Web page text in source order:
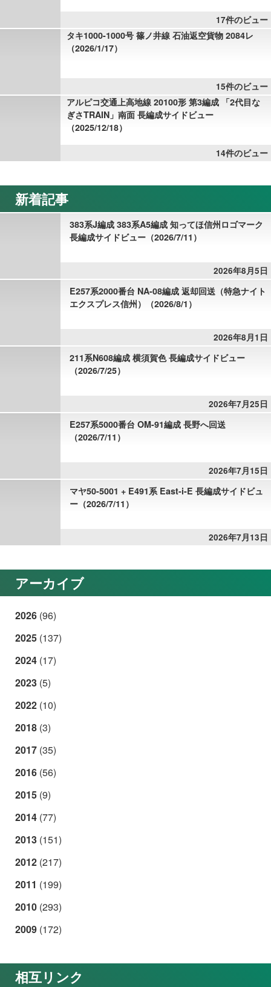
17件のビュー
タキ1000-1000号 篠ノ井線 石油返空貨物 2084レ
（2026/1/17）
15件のビュー
アルピコ交通上高地線 20100形 第3編成 「2代目な
ぎさTRAIN」南面 長編成サイドビュー
（2025/12/18）
14件のビュー
新着記事
383系J編成 383系A5編成 知ってほ信州ロゴマーク
長編成サイドビュー（2026/7/11）
2026年8月5日
E257系2000番台 NA-08編成 返却回送（特急ナイト
エクスプレス信州）（2026/8/1）
2026年8月1日
211系N608編成 横須賀色 長編成サイドビュー
（2026/7/25）
2026年7月25日
E257系5000番台 OM-91編成 長野へ回送
（2026/7/11）
2026年7月15日
マヤ50-5001 + E491系 East-i-E 長編成サイドビュ
ー（2026/7/11）
2026年7月13日
アーカイブ
2026 (96)
2025 (137)
2024 (17)
2023 (5)
2022 (10)
2018 (3)
2017 (35)
2016 (56)
2015 (9)
2014 (77)
2013 (151)
2012 (217)
2011 (199)
2010 (293)
2009 (172)
相互リンク